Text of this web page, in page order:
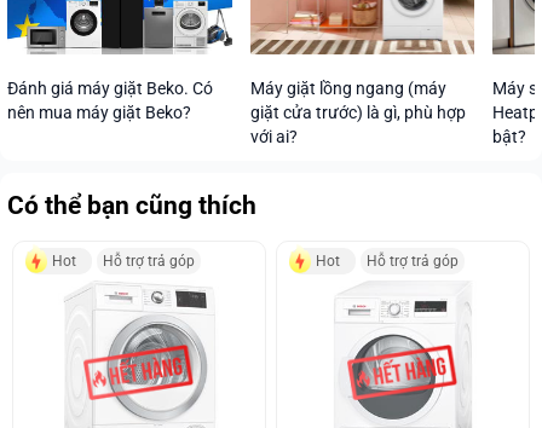
Đánh giá máy giặt Beko. Có
nên mua máy giặt Beko?
Máy giặt lồng ngang (máy
giặt cửa trước) là gì, phù hợp
với ai?
Máy
bật?
Có thể bạn cũng thích
Hot Hỗ trợ trả góp Hot Hỗ trợ trả góp